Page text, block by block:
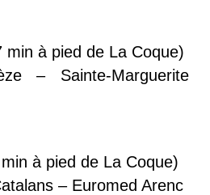
à pied de La Coque)
– Sainte-Marguerite
à pied de La Coque)
– Euromed Arenc